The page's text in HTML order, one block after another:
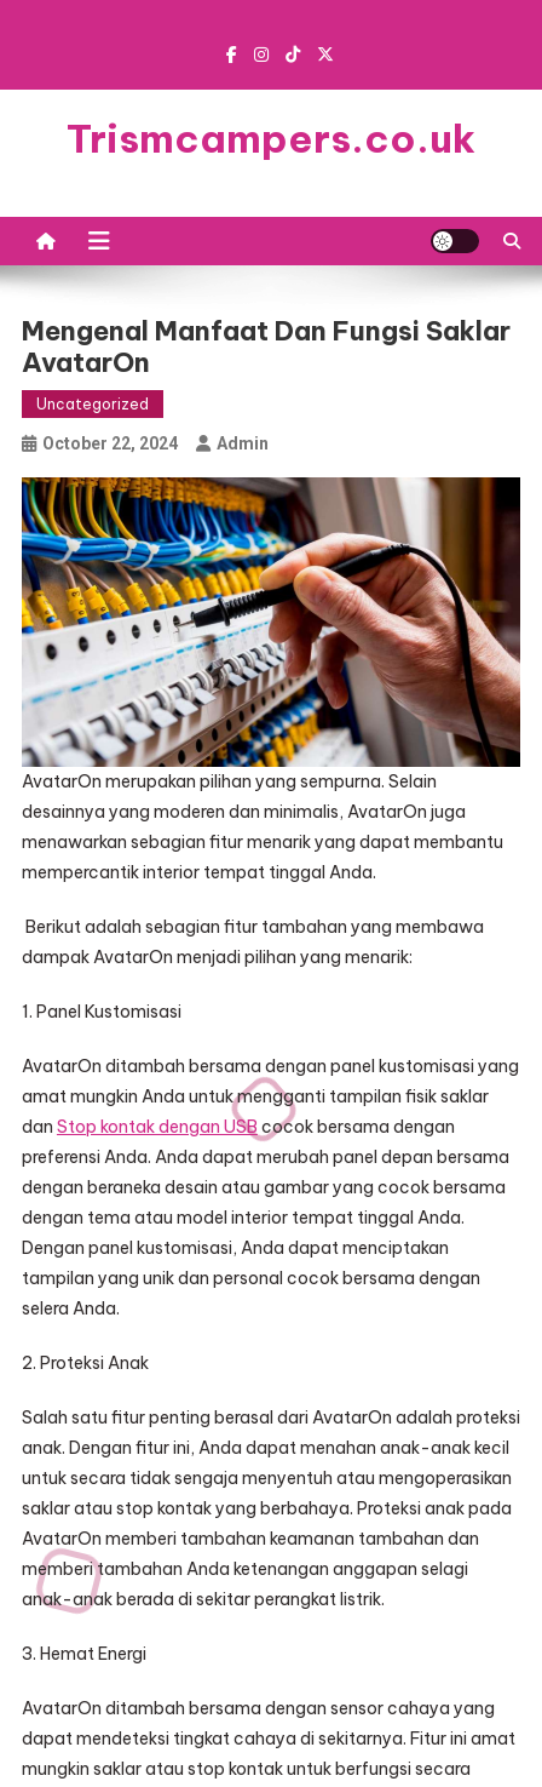
Trismcampers.co.uk
Mengenal Manfaat Dan Fungsi Saklar
AvatarOn
Uncategorized
October 22, 2024 Admin
AvatarOn merupakan pilihan yang sempurna. Selain
desainnya yang moderen dan minimalis, AvatarOn juga
menawarkan sebagian fitur menarik yang dapat membantu
mempercantik interior tempat tinggal Anda.
Berikut adalah sebagian fitur tambahan yang membawa
dampak AvatarOn menjadi pilihan yang menarik:
1. Panel Kustomisasi
AvatarOn ditambah bersama dengan panel kustomisasi yang
amat mungkin Anda untuk mengganti tampilan fisik saklar
dan Stop kontak dengan USB cocok bersama dengan
preferensi Anda. Anda dapat merubah panel depan bersama
dengan beraneka desain atau gambar yang cocok bersama
dengan tema atau model interior tempat tinggal Anda.
Dengan panel kustomisasi, Anda dapat menciptakan
tampilan yang unik dan personal cocok bersama dengan
selera Anda.
2. Proteksi Anak
Salah satu fitur penting berasal dari AvatarOn adalah proteksi
anak. Dengan fitur ini, Anda dapat menahan anak-anak kecil
untuk secara tidak sengaja menyentuh atau mengoperasikan
saklar atau stop kontak yang berbahaya. Proteksi anak pada
AvatarOn memberi tambahan keamanan tambahan dan
memberi tambahan Anda ketenangan anggapan selagi
anak-anak berada di sekitar perangkat listrik.
3. Hemat Energi
AvatarOn ditambah bersama dengan sensor cahaya yang
dapat mendeteksi tingkat cahaya di sekitarnya. Fitur ini amat
mungkin saklar atau stop kontak untuk berfungsi secara